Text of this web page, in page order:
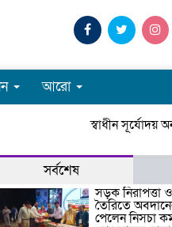
আরো
স্বাধীন সূর্যোদয়
সর্বশেষ
সড়ক
তৈরিতে
পেলেন নিসচা